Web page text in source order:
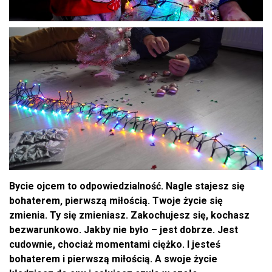
Bycie ojcem to odpowiedzialność. Nagle stajesz się
bohaterem, pierwszą miłością. Twoje życie się
zmienia. Ty się zmieniasz. Zakochujesz się, kochasz
bezwarunkowo. Jakby nie było – jest dobrze. Jest
cudownie, chociaż momentami ciężko. I jesteś
bohaterem i pierwszą miłością. A swoje życie